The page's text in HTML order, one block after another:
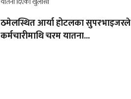
ठमेलस्थित आर्या होटलका सुपरभाइजरले
कर्मचारीमाथि चरम यातना...